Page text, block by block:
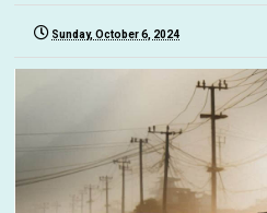
Sunday, October 6, 2024